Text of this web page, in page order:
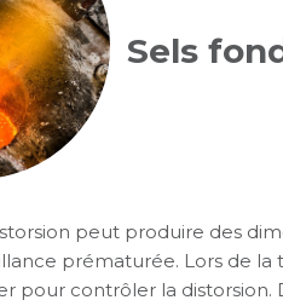
Sels
peut produire des
prématurée. Lors de
pour contrôler la distorsion.